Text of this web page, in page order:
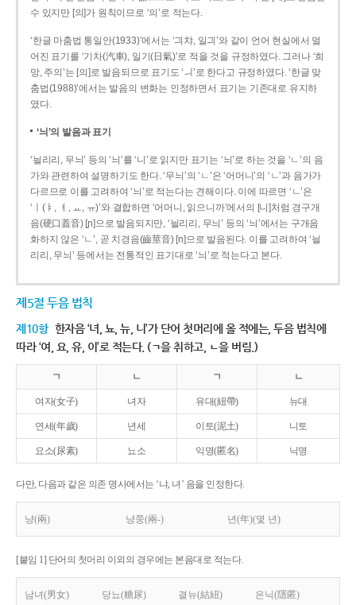
수 있지만 [의]가 원칙이므로 ‘의’로 적는다.
‘한글 마춤법 통일안(1933)’에서는 ‘긔챠, 일긔’와 같이 언어 현실에서 멀
어진 표기를 ‘기차(汽車), 일기(日氣)’로 적을 것을 규정하였다. 그러나 ‘희
망, 주의’는 [의]로 발음되므로 표기도 ‘ㅢ’로 한다고 규정하였다. ‘한글 맞
춤법(1988)’에서는 발음의 변화는 인정하면서 표기는 기존대로 유지하
였다.
‘늬’의 발음과 표기
‘늴리리, 무늬’ 등의 ‘늬’를 ‘니’로 읽지만 표기는 ‘늬’로 하는 것을 ‘ㄴ’의 음
가와 관련하여 설명하기도 한다. ‘무늬’의 ‘ㄴ’은 ‘어머니’의 ‘ㄴ’과 음가가
다르므로 이를 고려하여 ‘늬’로 적는다는 견해이다. 이에 따르면 ‘ㄴ’은
‘ㅣ(ㅑ, ㅕ, ㅛ, ㅠ)’와 결합하면 ‘어머니, 읽으니까’에서의 [니]처럼 경구개
음(硬口蓋音) [ɲ]으로 발음되지만, ‘늴리리, 무늬’ 등의 ‘늬’에서는 구개음
화하지 않은 ‘ㄴ’, 곧 치경음(齒莖音) [n]으로 발음된다. 이를 고려하여 ‘늴
리리, 무늬’ 등에서는 전통적인 표기대로 ‘늬’로 적는다고 본다.
제5절 두음 법칙
제10항 한자음 ‘녀, 뇨, 뉴, 니’가 단어 첫머리에 올 적에는, 두음 법칙에
따라 ‘여, 요, 유, 이’로 적는다. (ㄱ을 취하고, ㄴ을 버림.)
ㄱ ㄴ ㄱ ㄴ
여자(女子) 녀자 유대(紐帶) 뉴대
연세(年歲) 년세 이토(泥土) 니토
요소(尿素) 뇨소 익명(匿名) 닉명
다만, 다음과 같은 의존 명사에서는 ‘냐, 녀’ 음을 인정한다.
냥(兩) 냥쭝(兩-) 년(年)(몇 년)
[붙임 1] 단어의 첫머리 이외의 경우에는 본음대로 적는다.
남녀(男女) 당뇨(糖尿) 결뉴(結紐) 은닉(隱匿)